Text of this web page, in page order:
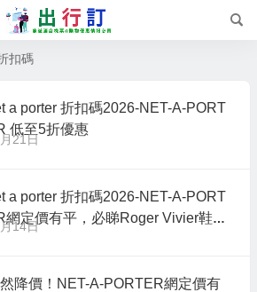
扣碼
a porter 折扣碼2026-NET-A-PORT
低至5折優惠
21日
a porter 折扣碼2026-NET-A-PORT
網定價有平，必睇Roger Vivier鞋
14日
降價！NET-A-PORTER網定價有